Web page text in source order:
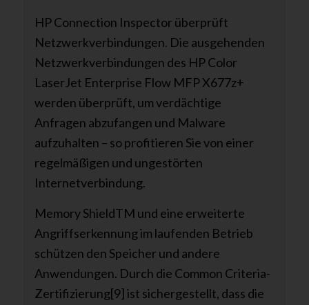
HP Connection Inspector überprüft
Netzwerkverbindungen. Die ausgehenden
Netzwerkverbindungen des HP Color
LaserJet Enterprise Flow MFP X677z+
werden überprüft, um verdächtige
Anfragen abzufangen und Malware
aufzuhalten – so profitieren Sie von einer
regelmäßigen und ungestörten
Internetverbindung.
Memory ShieldTM und eine erweiterte
Angriffserkennung im laufenden Betrieb
schützen den Speicher und andere
Anwendungen. Durch die Common Criteria-
Zertifizierung[9] ist sichergestellt, dass die